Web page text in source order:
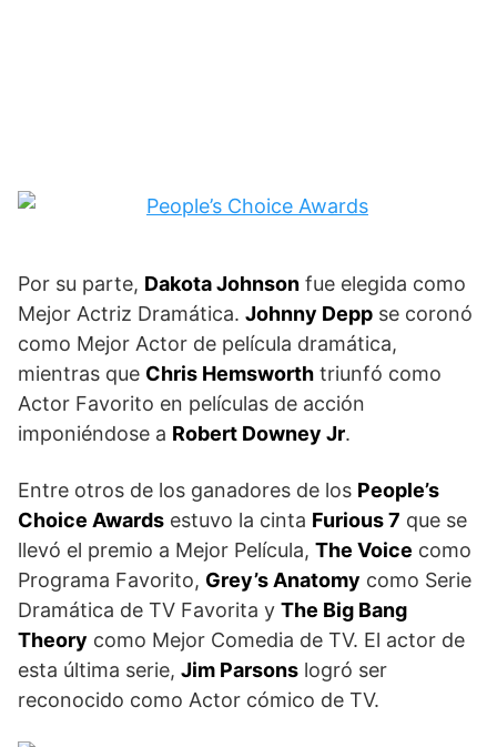
Por su parte, Dakota Johnson fue elegida como
Mejor Actriz Dramática. Johnny Depp se coronó
como Mejor Actor de película dramática,
mientras que Chris Hemsworth triunfó como
Actor Favorito en películas de acción
imponiéndose a Robert Downey Jr.
Entre otros de los ganadores de los People’s
Choice Awards estuvo la cinta Furious 7 que se
llevó el premio a Mejor Película, The Voice como
Programa Favorito, Grey’s Anatomy como Serie
Dramática de TV Favorita y The Big Bang
Theory como Mejor Comedia de TV. El actor de
esta última serie, Jim Parsons logró ser
reconocido como Actor cómico de TV.